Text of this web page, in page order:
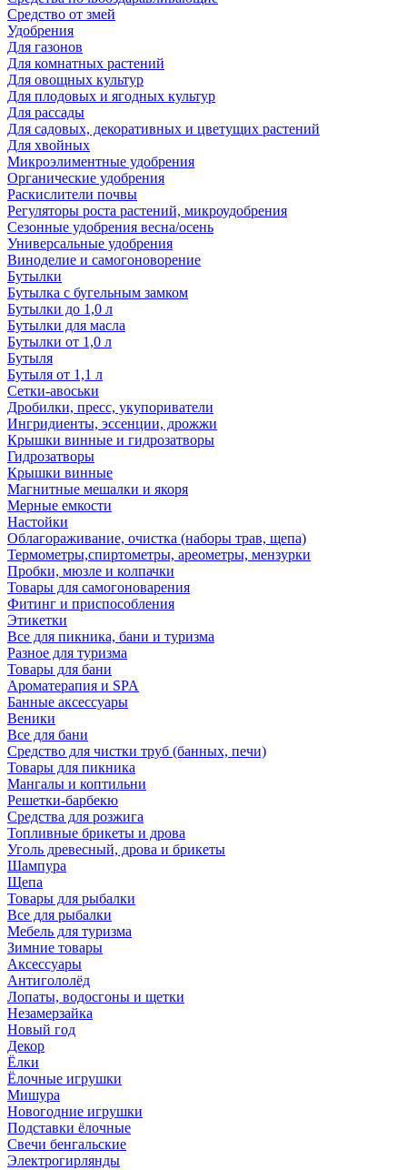
Средство от змей
Удобрения
Для газонов
Для комнатных растений
Для овощных культур
Для плодовых и ягодных культур
Для рассады
Для садовых, декоративных и цветущих растений
Для хвойных
Микроэлиментные удобрения
Органические удобрения
Раскислители почвы
Регуляторы роста растений, микроудобрения
Сезонные удобрения весна/осень
Универсальные удобрения
Виноделие и самогоноворение
Бутылки
Бутылка с бугельным замком
Бутылки до 1,0 л
Бутылки для масла
Бутылки от 1,0 л
Бутыля
Бутыля от 1,1 л
Сетки-авоськи
Дробилки, пресс, укупориватели
Ингридиенты, эссенции, дрожжи
Крышки винные и гидрозатворы
Гидрозатворы
Крышки винные
Магнитные мешалки и якоря
Мерные емкости
Настойки
Облагораживание, очистка (наборы трав, щепа)
Термометры,спиртометры, ареометры, мензурки
Пробки, мюзле и колпачки
Товары для самогоноварения
Фитинг и приспособления
Этикетки
Все для пикника, бани и туризма
Разное для туризма
Товары для бани
Ароматерапия и SPA
Банные аксессуары
Веники
Все для бани
Средство для чистки труб (банных, печи)
Товары для пикника
Мангалы и коптильни
Решетки-барбекю
Средства для розжига
Топливные брикеты и дрова
Уголь древесный, дрова и брикеты
Шампура
Щепа
Товары для рыбалки
Все для рыбалки
Мебель для туризма
Зимние товары
Аксессуары
Антигололёд
Лопаты, водосгоны и щетки
Незамерзайка
Новый год
Декор
Ёлки
Ёлочные игрушки
Мишура
Новогодние игрушки
Подставки ёлочные
Свечи бенгальские
Электрогирлянды